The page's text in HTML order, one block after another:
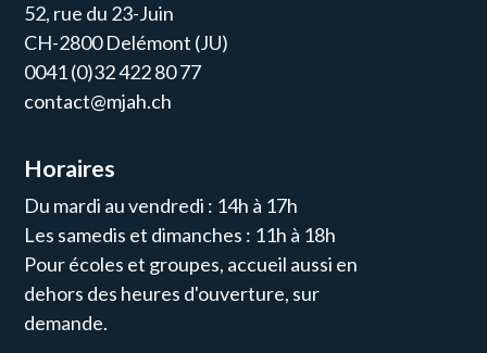
52, rue du 23-Juin
CH-2800 Delémont (JU)
0041 (0)32 422 80 77
contact@mjah.ch
Horaires
Du mardi au vendredi : 14h à 17h
Les samedis et dimanches : 11h à 18h
Pour écoles et groupes, accueil aussi en
dehors des heures d'ouverture, sur
demande.